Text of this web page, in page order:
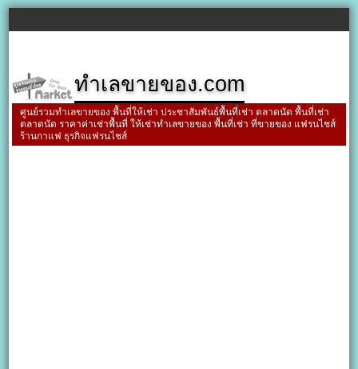
ทำเลขายของ.com
ศูนย์รวมทำเลขายของ พื้นที่ให้เช่า ประชาสัมพันธ์พื้นที่เช่า ตลาดนัด พื้นที่เช่า
ตลาดนัด ราคาค่าเช่าพื้นที่ ให้เช่าทำเลขายของ พื้นที่เช่า ที่ขายของ แฟรนไชส์
ร้านกาแฟ ธุรกิจแฟรนไชส์